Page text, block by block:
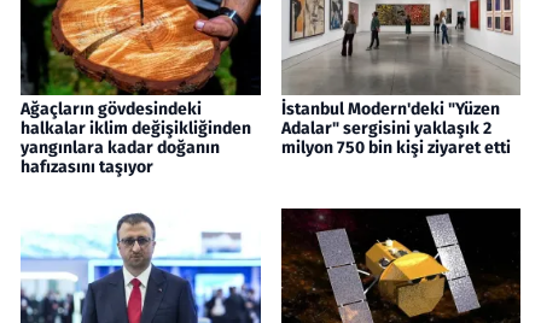
Ağaçların gövdesindeki
halkalar iklim değişikliğinden
yangınlara kadar doğanın
hafızasını taşıyor
İstanbul Modern'deki "Yüzen
Adalar" sergisini yaklaşık 2
milyon 750 bin kişi ziyaret etti